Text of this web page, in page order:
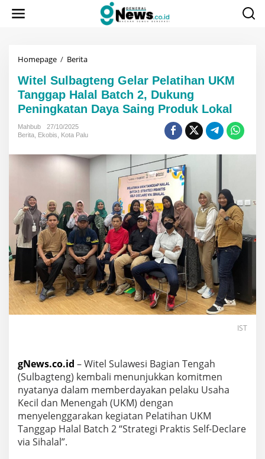
Homepage / BeritaWitel
Gelar
Pelatihan
UKM
Tanggap
Batch
Dukung
Peningkatan
Produk
Lokal
Witel Sulbagteng Gelar Pelatihan UKM
Tanggap Halal Batch 2, Dukung
Peningkatan Daya Saing Produk Lokal
Mahbub
27/10/2025
Berita Ekobis Kota Palu
IST
gNews.co.id – Witel Sulawesi Bagian Tengah
(Sulbagteng) kembali menunjukkan komitmen
nyatanya dalam memberdayakan pelaku Usaha
Kecil dan Menengah (UKM) dengan
menyelenggarakan kegiatan Pelatihan UKM
Tanggap Halal Batch 2 “Strategi Praktis Self-Declare
via Sihalal”.